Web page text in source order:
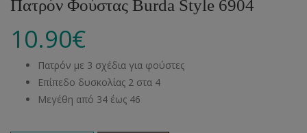
Πατρόν Φούστας Burda Style 6904
10.90€
Πατρόν με 3 σχέδια για φούστες
Επίπεδο δυσκολίας 2 στα 4
Μεγέθη από 34 έως 46